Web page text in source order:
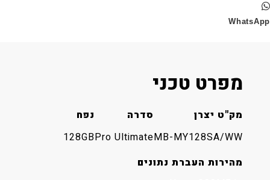
מפרט טכני
מק"ט יצרן
MB-MY128SA/WW
סדרה
Pro Ultimate
128GB
מהירות העברת נתונים